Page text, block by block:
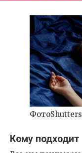
Кому подходит